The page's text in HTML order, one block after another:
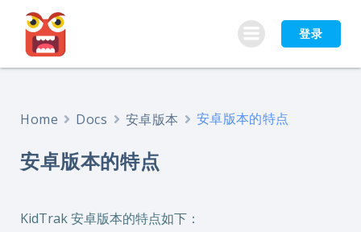
内
登录
Home Docs 安卓版本 安卓版本的特点
安卓版本的特点
KidTrak 安卓版本的特点如下：